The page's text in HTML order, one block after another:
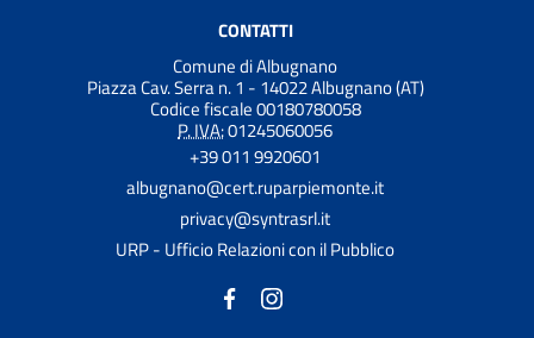
CONTATTI
Comune di Albugnano
Piazza Cav. Serra n. 1 - 14022 Albugnano (AT)
Codice fiscale 00180780058
P. IVA:01245060056
+39 011 9920601
albugnano@cert.ruparpiemonte.it
privacy@syntrasrl.it
URP - Ufficio Relazioni con il Pubblico